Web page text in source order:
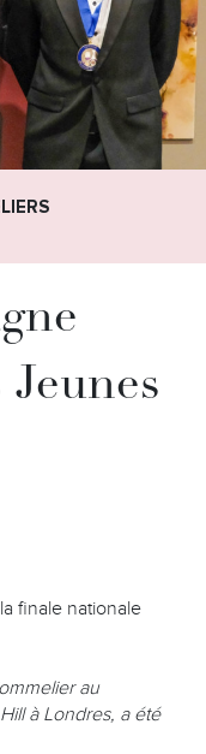
finale nationale
au
à Londres, a été